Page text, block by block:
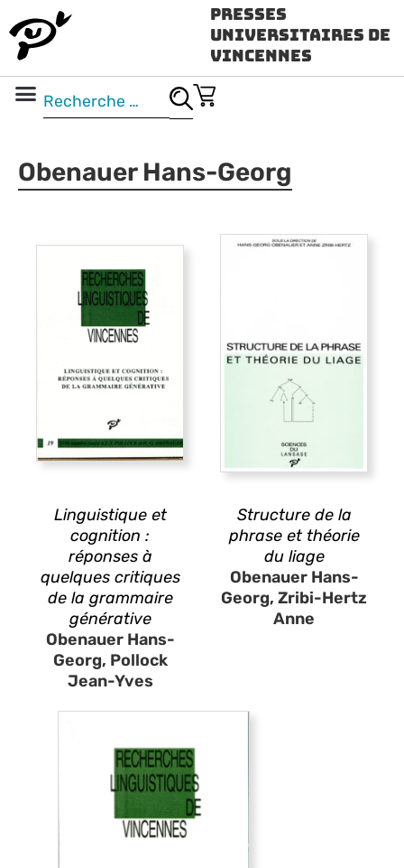
Presses
Universitaires de
Vincennes
Obenauer Hans-Georg
Linguistique et
cognition :
réponses à
quelques critiques
de la grammaire
générative
Obenauer Hans-
Georg, Pollock
Jean-Yves
Structure de la
phrase et théorie
du liage
Obenauer Hans-
Georg, Zribi-Hertz
Anne